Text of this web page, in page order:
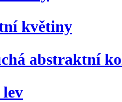
květiny
abstraktní